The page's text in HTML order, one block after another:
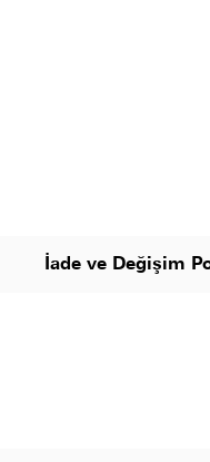
İade ve Değişim